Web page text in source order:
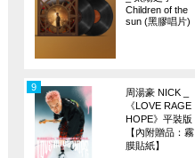
Children of the
sun (黑膠唱片)
周湯豪 NICK _
《LOVE RAGE
HOPE》平裝版
【內附贈品：霧
膜貼紙】
9